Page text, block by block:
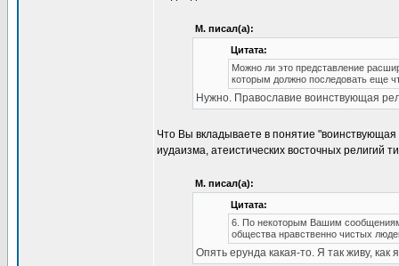
М. писал(а):
Цитата:
Можно ли это представление
которым должно последовать еще
Нужно. Православие воинствующая
Что Вы вкладываете в понятие
иудаизма, атеистических восточных религий
М. писал(а):
Цитата:
6. По некоторым Вашим сообщениям
общества нравственно чистых
Опять ерунда какая-то. Я так живу, как